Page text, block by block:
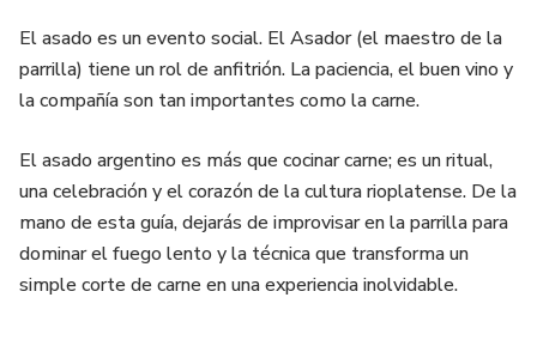
El asado es un evento social. El Asador (el maestro de la
parrilla) tiene un rol de anfitrión. La paciencia, el buen vino y
la compañía son tan importantes como la carne.
El asado argentino es más que cocinar carne; es un ritual,
una celebración y el corazón de la cultura rioplatense. De la
mano de esta guía, dejarás de improvisar en la parrilla para
dominar el fuego lento y la técnica que transforma un
simple corte de carne en una experiencia inolvidable.